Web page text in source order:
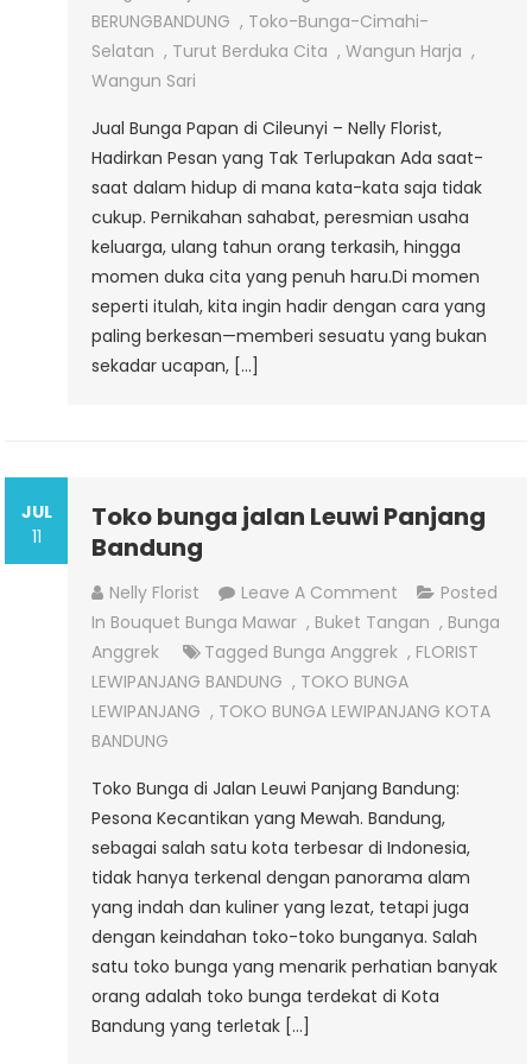
BERUNGBANDUNG , Toko-Bunga-Cimahi-
Selatan , Turut Berduka Cita ,Wangun Harja ,
Wangun Sari
Jual Bunga Papan di Cileunyi – Nelly Florist,
Hadirkan Pesan yang Tak Terlupakan Ada saat-
saat dalam hidup di mana kata-kata saja tidak
cukup. Pernikahan sahabat, peresmian usaha
keluarga, ulang tahun orang terkasih, hingga
momen duka cita yang penuh haru.Di momen
seperti itulah, kita ingin hadir dengan cara yang
paling berkesan—memberi sesuatu yang bukan
sekadar ucapan, […]
JUL
11
Toko bunga jalan Leuwi Panjang
Bandung
Nelly Florist Leave A Comment On
Toko
Bunga
Jalan
Leuwi
Posted
In Bouquet Bunga Mawar , Buket Tangan , Bunga
Anggrek
Tagged Bunga Anggrek , FLORIST
LEWIPANJANG BANDUNG , TOKO BUNGA
LEWIPANJANG , TOKO BUNGA LEWIPANJANG KOTA
BANDUNG
Toko Bunga di Jalan Leuwi Panjang Bandung:
Pesona Kecantikan yang Mewah. Bandung,
sebagai salah satu kota terbesar di Indonesia,
tidak hanya terkenal dengan panorama alam
yang indah dan kuliner yang lezat, tetapi juga
dengan keindahan toko-toko bunganya. Salah
satu toko bunga yang menarik perhatian banyak
orang adalah toko bunga terdekat di Kota
Bandung yang terletak […]